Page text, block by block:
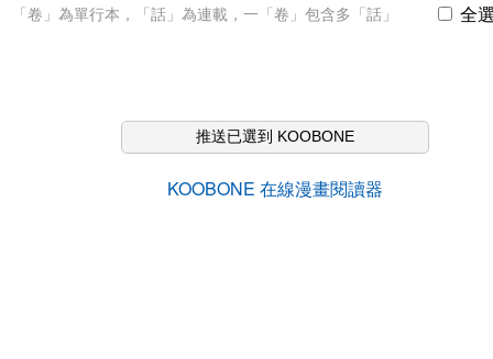
「卷」為單行本，「話」為連載，一「卷」包含多「話」 全
推送已選到 KOOBONE
KOOBONE 在線漫畫閱讀器